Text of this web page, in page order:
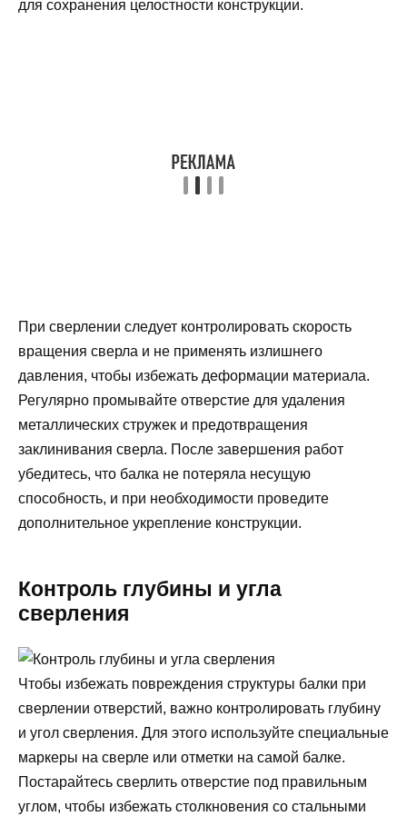
для сохранения целостности конструкции.
При сверлении следует контролировать скорость
вращения сверла и не применять излишнего
давления, чтобы избежать деформации материала.
Регулярно промывайте отверстие для удаления
металлических стружек и предотвращения
заклинивания сверла. После завершения работ
убедитесь, что балка не потеряла несущую
способность, и при необходимости проведите
дополнительное укрепление конструкции.
Контроль глубины и угла
сверления
Чтобы избежать повреждения структуры балки при
сверлении отверстий, важно контролировать глубину
и угол сверления. Для этого используйте специальные
маркеры на сверле или отметки на самой балке.
Постарайтесь сверлить отверстие под правильным
углом, чтобы избежать столкновения со стальными